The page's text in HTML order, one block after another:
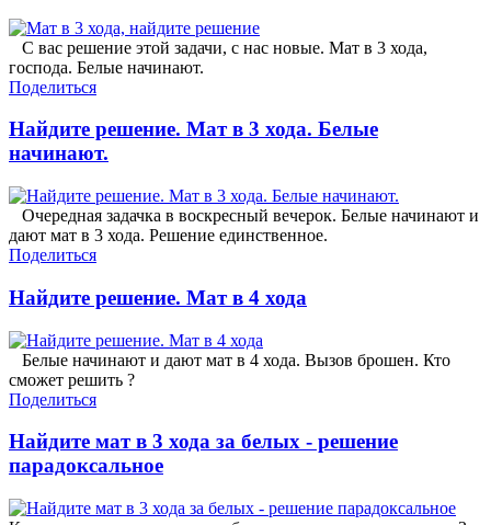
С вас решение этой задачи, с нас новые. Мат в 3 хода,
господа. Белые начинают.
Поделиться
Найдите решение. Мат в 3 хода. Белые
начинают.
Очередная задачка в воскресный вечерок. Белые начинают и
дают мат в 3 хода. Решение единственное.
Поделиться
Найдите решение. Мат в 4 хода
Белые начинают и дают мат в 4 хода. Вызов брошен. Кто
сможет решить ?
Поделиться
Найдите мат в 3 хода за белых - решение
парадоксальное